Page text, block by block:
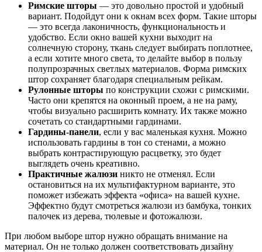
Римские шторы — это довольно простой и удобный
вариант. Подойдут они к окнам всех форм. Такие шторы
— это всегда лаконичность, функциональность и
удобство. Если окно вашей кухни выходит на
солнечную сторону, ткань следует выбирать поплотнее,
а если хотите много света, то делайте выбор в пользу
полупрозрачных светлых материалов. Форма римских
штор сохраняет благодаря специальным рейкам.
Рулонные шторы по конструкции схожи с римскими.
Часто они крепятся на оконный проем, а не на раму,
чтобы визуально расширить комнату. Их также можно
сочетать со стандартными гардинами.
Гардины-панели, если у вас маленькая кухня. Можно
использовать гардины в тон со стенами, а можно
выбрать контрастирующую расцветку, это будет
выглядеть очень креативно.
Практичные жалюзи никто не отменял. Если
остановиться на их мультифактурном варианте, это
поможет избежать эффекта «офиса» на вашей кухне.
Эффектно будут смотреться жалюзи из бамбука, тонких
палочек из дерева, тюлевые и фотожалюзи.
При любом выборе штор нужно обращать внимание на
материал. Он не только должен соответствовать дизайну